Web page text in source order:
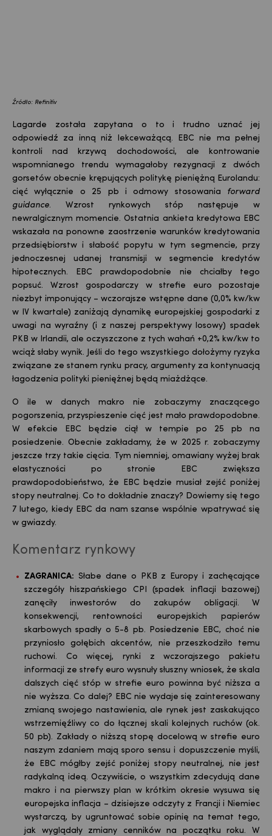
Źródło: Refinitiv
Lagarde została zapytana o to i trudno uznać jej
odpowiedź za inną niż lekceważącą. EBC nie ma pełnej
kontroli nad krzywą dochodowości, ale kontrowanie
wspomnianego trendu wymagałoby rezygnacji z dwóch
gorsetów obecnie krępujących politykę pieniężną Eurolandu:
cięć wyłącznie o 25 pb i odmowy stosowania forward
guidance. Wzrost rynkowych stóp następuje w
newralgicznym momencie. Ostatnia ankieta kredytowa EBC
wskazała na ponowne zaostrzenie warunków kredytowania
przedsiębiorstw i słabość popytu w tym segmencie, przy
jednoczesnej udanej transmisji w segmencie kredytów
hipotecznych. EBC prawdopodobnie nie chciałby tego
popsuć. Wzrost gospodarczy w strefie euro pozostaje
niezbyt imponujący – wczorajsze wstępne dane (0,0% kw/kw
w IV kwartale) zaniżają dynamikę europejskiej gospodarki z
uwagi na wyraźny (i z naszej perspektywy losowy) spadek
PKB w Irlandii, ale oczyszczone z tych wahań +0,2% kw/kw to
wciąż słaby wynik. Jeśli do tego wszystkiego dołożymy ryzyka
związane ze stanem rynku pracy, argumenty za kontynuacją
łagodzenia polityki pieniężnej będą miażdżące.
O ile w danych makro nie zobaczymy znaczącego
pogorszenia, przyspieszenie cięć jest mało prawdopodobne.
W efekcie EBC będzie ciął w tempie po 25 pb na
posiedzenie. Obecnie zakładamy, że w 2025 r. zobaczymy
jeszcze trzy takie cięcia. Tym niemniej, omawiany wyżej brak
elastyczności po stronie EBC zwiększa
prawdopodobieństwo, że EBC będzie musiał zejść poniżej
stopy neutralnej. Co to dokładnie znaczy? Dowiemy się tego
7 lutego, kiedy EBC da nam szanse wspólnie wpatrywać się
w gwiazdy.
Komentarz rynkowy
ZAGRANICA: Słabe dane o PKB z Europy i zachęcające
szczegóły hiszpańskiego CPI (spadek inflacji bazowej)
zanęciły inwestorów do zakupów obligacji. W
konsekwencji, rentowności europejskich papierów
skarbowych spadły o 5-8 pb. Posiedzenie EBC, choć nie
przyniosło gołębich akcentów, nie przeszkodziło temu
ruchowi. Co więcej, rynki z wczorajszego pakietu
informacji ze strefy euro wysnuły słuszny wniosek, że skala
dalszych cięć stóp w strefie euro powinna być niższa a
nie wyższa. Co dalej? EBC nie wydaje się zainteresowany
zmianą swojego nastawienia, ale rynek jest zaskakująco
wstrzemięźliwy co do łącznej skali kolejnych ruchów (ok.
50 pb). Zakłady o niższą stopę docelową w strefie euro
naszym zdaniem mają sporo sensu i dopuszczenie myśli,
że EBC mógłby zejść poniżej stopy neutralnej, nie jest
radykalną ideą. Oczywiście, o wszystkim zdecydują dane
makro i na pierwszy plan w krótkim okresie wysuwa się
europejska inflacja – dzisiejsze odczyty z Francji i Niemiec
wystarczą, by ugruntować sobie opinię na temat tego,
jak wyglądały zmiany cenników na początku roku. W